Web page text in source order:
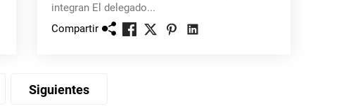
integran El delegado...
Compartir
Siguientes